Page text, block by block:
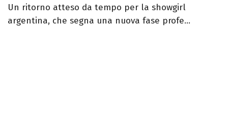
Un ritorno atteso da tempo per la showgirl
argentina, che segna una nuova fase profe...